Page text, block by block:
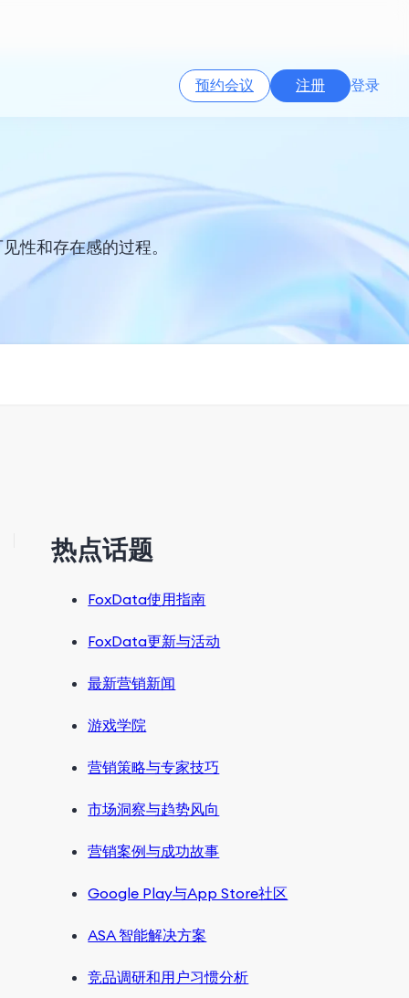
预约会议 注册 登录
性和存在感的过程。
热点话题
FoxData使用指南
FoxData更新与活动
最新营销新闻
游戏学院
营销策略与专家技巧
市场洞察与趋势风向
营销案例与成功故事
Google Play与App Store社区
ASA 智能解决方案
竞品调研和用户习惯分析